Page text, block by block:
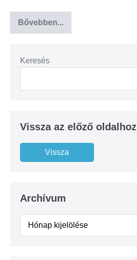
Bővebben...
Keresés
Vissza az előző oldalhoz
Archívum